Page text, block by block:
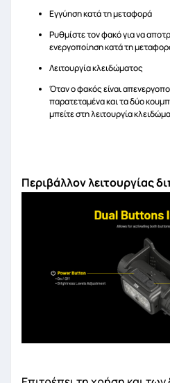
Εγγύηση κατά τη μεταφορά
Ρυθμίστε τον φακό για να
ενεργοποίηση κατά τη
Λειτουργία κλειδώματος
Όταν ο φακός είναι
παρατεταμένα και τα δύο
μπείτε στη λειτουργία
Περιβάλλον λειτουργίας